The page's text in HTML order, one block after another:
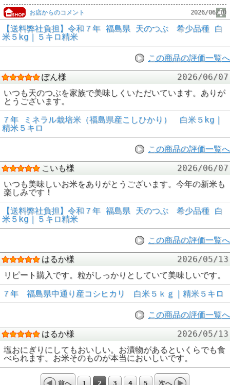
お店からのコメント 2026/06/10
【送料弊社負担】令和７年 福島県 天のつぶ 希少品種 白
米５kg｜５キロ精米
この商品の評価一覧へ
ぽん様
2026/06/07
いつも天のつぶを家族で美味しくいただいています。ありが
とうございます。
７年 ミネラル栽培米（福島県産こしひかり） 白米５kg｜
精米５キロ
この商品の評価一覧へ
こいも様
2026/06/07
いつも美味しいお米をありがとうございます。今年の新米も
楽しみです！
【送料弊社負担】令和７年 福島県 天のつぶ 希少品種 白
米５kg｜５キロ精米
この商品の評価一覧へ
はるか様
2026/05/13
リピート購入です。粒がしっかりとしていて美味しいです。
７年 福島県中通り産コシヒカリ 白米５ｋｇ｜精米５キロ
この商品の評価一覧へ
はるか様
2026/05/13
塩おにぎりにしてもおいしい。お漬物があるといくらでも食
べられます。お米そのものが本当においしいです。
前へ 1 2 3 4 5
次へ